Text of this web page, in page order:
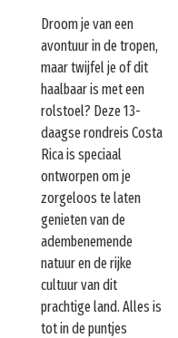
Droom je van een
avontuur in de tropen,
maar twijfel je of dit
haalbaar is met een
rolstoel? Deze 13-
daagse rondreis Costa
Rica is speciaal
ontworpen om je
zorgeloos te laten
genieten van de
adembenemende
natuur en de rijke
cultuur van dit
prachtige land. Alles is
tot in de puntjes